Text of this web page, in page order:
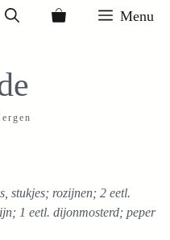
Menu
stukjes; rozijnen; 2 eetl.
1 eetl. dijonmosterd; peper